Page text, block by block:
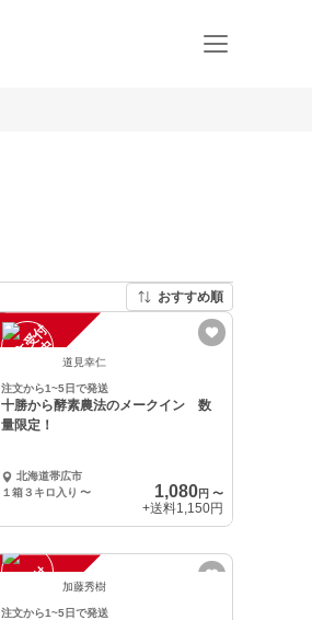
おすすめ順
注
文
受
付
停
止
中 道見幸仁
注文から1~5日で発送
十勝から酵素農法のメークイン 数
量限定！
北海道帯広市
１箱３キロ入り 〜 1,080円 〜
+送料1,150円
注
文
受
付
停
止
中 加藤秀樹
注文から1~5日で発送